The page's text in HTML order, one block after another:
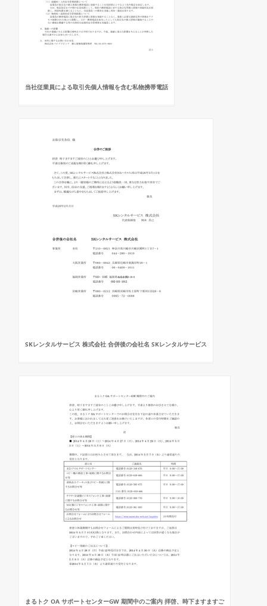
当社従業員による取引先個人情報を含む私物携帯電話
SKレンタルサービス 株式会社 合併後の会社名 SKレンタルサービス
まるトク OA サポートセンターGW 期間中のご案内 拝啓、時下ますますご